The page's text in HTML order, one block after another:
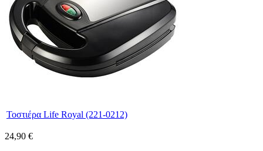
Τοστιέρα Life Royal (221-0212)
24,90 €